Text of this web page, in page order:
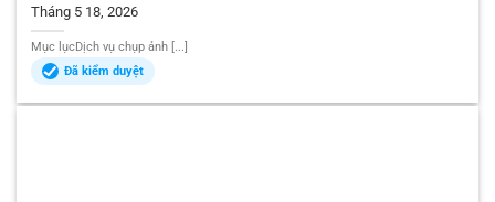
Tháng 5 18, 2026
Mục lụcDịch vụ chụp ảnh [...]
Đã kiểm duyệt